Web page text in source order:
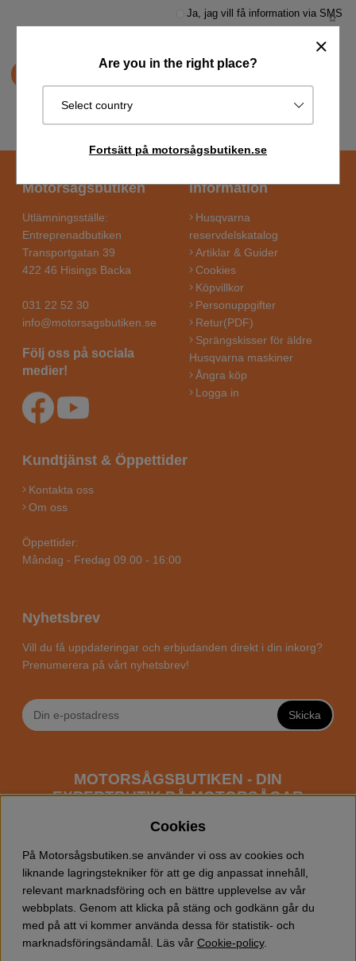
Are you in the right place?
Select country
Fortsätt på motorsågsbutiken.se
Ja, jag vill få information via SMS
Motorsågsbutiken
Utlämningsställe:
Entreprenadbutiken
Transportgatan 39
422 46 Hisings Backa
031 22 52 30
info@motorsagsbutiken.se
Följ oss på sociala
medier!
Information
Husqvarna
reservdelskatalog
Artiklar & Guider
Cookies
Köpvillkor
Personuppgifter
Retur(PDF)
Sprängskisser för äldre
Husqvarna maskiner
Ångra köp
Logga in
Kundtjänst & Öppettider
Kontakta oss
Om oss
Öppettider:
Måndag - Fredag 09.00 - 16:00
Nyhetsbrev
Vill du få uppdateringar och erbjudanden direkt i din inkorg?
Prenumerera på vårt nyhetsbrev!
Skicka
MOTORSÅGSBUTIKEN - DIN
EXPERTBUTIK PÅ MOTORSÅGAR
fokus mot entusiaster och professionella användare av
motorsågar. Vi erbjuder ett brett sortiment av
Husqvarna motorsågarsamt alla tänkbaratillbehör
du kan behöva vid trädfällning, gallring och allmän
skogsskötsel. Välkommen att handla din Husqvarna
motorsåg och tillbehör online hos oss!
Cookies
På Motorsågsbutiken.se använder vi oss av cookies och
liknande lagringstekniker för att ge dig anpassat innehåll,
relevant marknadsföring och en bättre upplevelse av vår
webbplats. Genom att klicka på stäng och godkänn går du
med på att vi kommer använda dessa för statistik- och
marknadsföringsändamål. Läs vår Cookie-policy.